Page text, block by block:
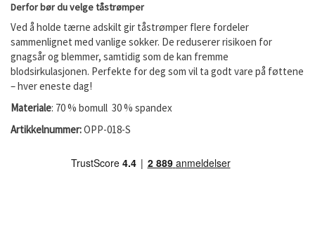
Derfor bør du velge tåstrømper
Ved å holde tærne adskilt gir tåstrømper flere fordeler
sammenlignet med vanlige sokker. De reduserer risikoen for
gnagsår og blemmer, samtidig som de kan fremme
blodsirkulasjonen. Perfekte for deg som vil ta godt vare på føttene
– hver eneste dag!
Materiale: 70 % bomull 30 % spandex
Artikkelnummer:OPP-018-S